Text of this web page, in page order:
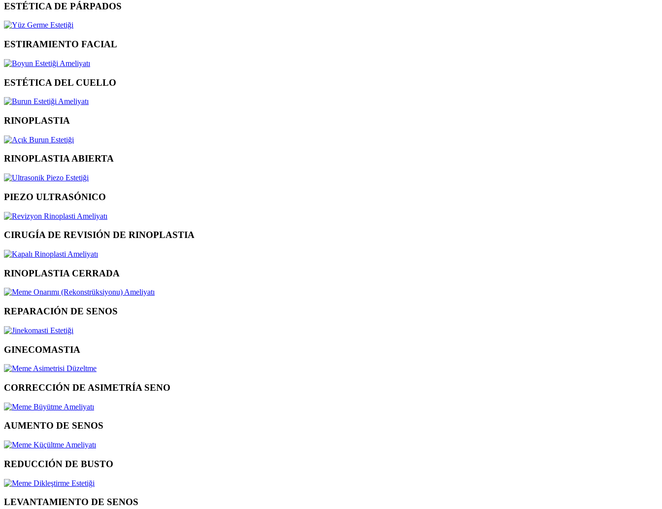
ESTÉTICA DE PÁRPADOS
ESTIRAMIENTO FACIAL
ESTÉTICA DEL CUELLO
RINOPLASTIA
RINOPLASTIA ABIERTA
PIEZO ULTRASÓNICO
CIRUGÍA DE REVISIÓN DE RINOPLASTIA
RINOPLASTIA CERRADA
REPARACIÓN DE SENOS
GINECOMASTIA
CORRECCIÓN DE ASIMETRÍA SENO
AUMENTO DE SENOS
REDUCCIÓN DE BUSTO
LEVANTAMIENTO DE SENOS